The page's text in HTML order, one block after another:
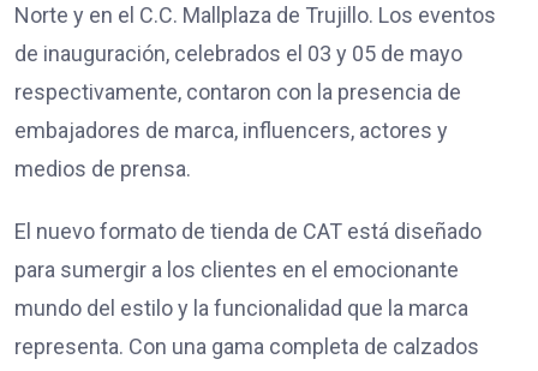
Norte y en el C.C. Mallplaza de Trujillo. Los eventos
de inauguración, celebrados el 03 y 05 de mayo
respectivamente, contaron con la presencia de
embajadores de marca, influencers, actores y
medios de prensa.
El nuevo formato de tienda de CAT está diseñado
para sumergir a los clientes en el emocionante
mundo del estilo y la funcionalidad que la marca
representa. Con una gama completa de calzados